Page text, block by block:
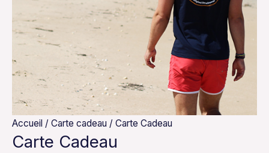
Accueil / Carte cadeau / Carte Cadeau
Carte Cadeau